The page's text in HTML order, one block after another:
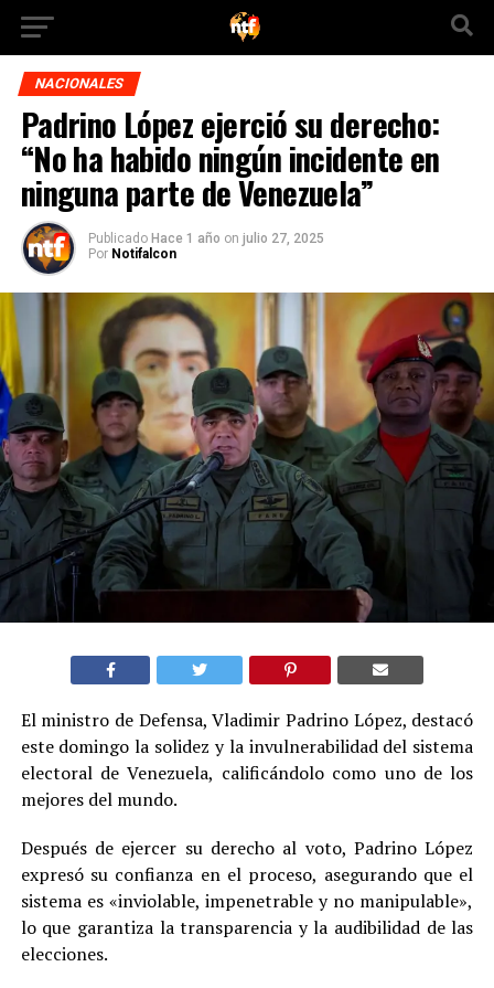
NACIONALES
Padrino López ejerció su derecho:
“No ha habido ningún incidente en
ninguna parte de Venezuela”
Publicado Hace 1 año on julio 27, 2025
Por Notifalcon
El ministro de Defensa, Vladimir Padrino López, destacó
este domingo la solidez y la invulnerabilidad del sistema
electoral de Venezuela, calificándolo como uno de los
mejores del mundo.
Después de ejercer su derecho al voto, Padrino López
expresó su confianza en el proceso, asegurando que el
sistema es «inviolable, impenetrable y no manipulable»,
lo que garantiza la transparencia y la audibilidad de las
elecciones.